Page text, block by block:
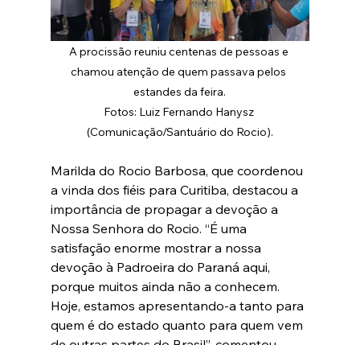
A procissão reuniu centenas de pessoas e
chamou atenção de quem passava pelos
estandes da feira.
Fotos: Luiz Fernando Hanysz
(Comunicação/Santuário do Rocio).
Marilda do Rocio Barbosa, que coordenou
a vinda dos fiéis para Curitiba, destacou a
importância de propagar a devoção a
Nossa Senhora do Rocio. “É uma
satisfação enorme mostrar a nossa
devoção à Padroeira do Paraná aqui,
porque muitos ainda não a conhecem.
Hoje, estamos apresentando-a tanto para
quem é do estado quanto para quem vem